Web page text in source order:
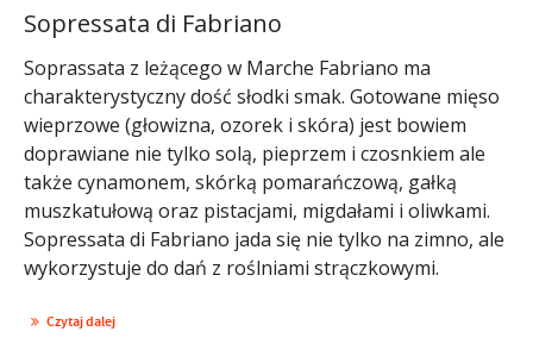
Sopressata di Fabriano
Soprassata z leżącego w Marche Fabriano ma
charakterystyczny dość słodki smak. Gotowane mięso
wieprzowe (głowizna, ozorek i skóra) jest bowiem
doprawiane nie tylko solą, pieprzem i czosnkiem ale
także cynamonem, skórką pomarańczową, gałką
muszkatułową oraz pistacjami, migdałami i oliwkami.
Sopressata di Fabriano jada się nie tylko na zimno, ale
wykorzystuje do dań z roślniami strączkowymi.
Czytaj dalej